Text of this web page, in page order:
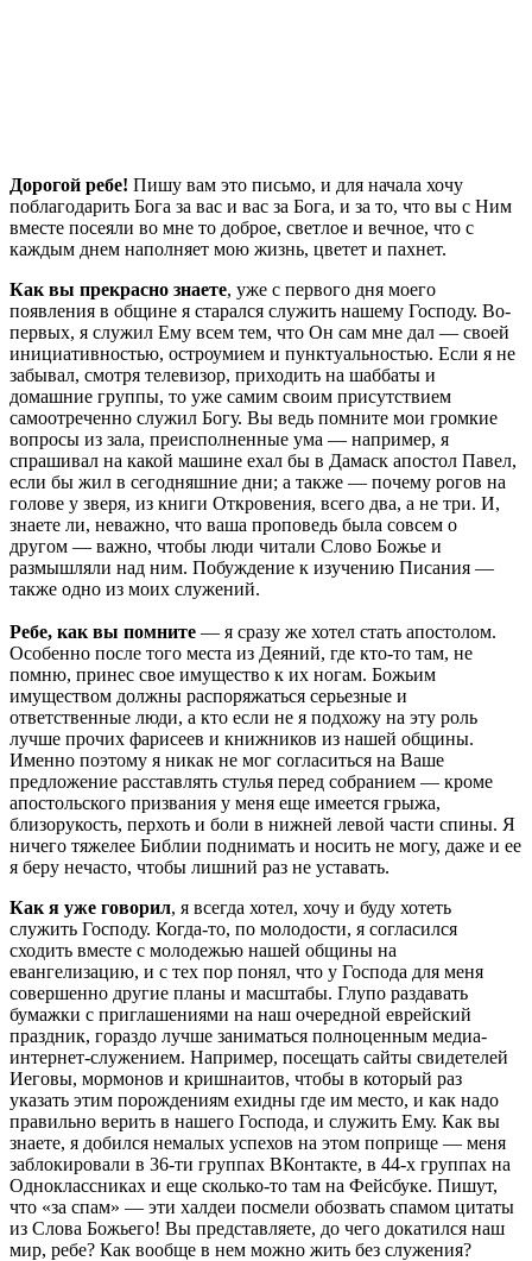
Дорогой ребе! Пишу вам это письмо, и для начала хочу
поблагодарить Бога за вас и вас за Бога, и за то, что вы с Ним
вместе посеяли во мне то доброе, светлое и вечное, что с
каждым днем наполняет мою жизнь, цветет и пахнет.
Как вы прекрасно знаете, уже с первого дня моего
появления в общине я старался служить нашему Господу. Во-
первых, я служил Ему всем тем, что Он сам мне дал — своей
инициативностью, остроумием и пунктуальностью. Если я не
забывал, смотря телевизор, приходить на шаббаты и
домашние группы, то уже самим своим присутствием
самоотреченно служил Богу. Вы ведь помните мои громкие
вопросы из зала, преисполненные ума — например, я
спрашивал на какой машине ехал бы в Дамаск апостол Павел,
если бы жил в сегодняшние дни; а также — почему рогов на
голове у зверя, из книги Откровения, всего два, а не три. И,
знаете ли, неважно, что ваша проповедь была совсем о
другом — важно, чтобы люди читали Слово Божье и
размышляли над ним. Побуждение к изучению Писания —
также одно из моих служений.
Ребе, как вы помните — я сразу же хотел стать апостолом.
Особенно после того места из Деяний, где кто-то там, не
помню, принес свое имущество к их ногам. Божьим
имуществом должны распоряжаться серьезные и
ответственные люди, а кто если не я подхожу на эту роль
лучше прочих фарисеев и книжников из нашей общины.
Именно поэтому я никак не мог согласиться на Ваше
предложение расставлять стулья перед собранием — кроме
апостольского призвания у меня еще имеется грыжа,
близорукость, перхоть и боли в нижней левой части спины. Я
ничего тяжелее Библии поднимать и носить не могу, даже и ее
я беру нечасто, чтобы лишний раз не уставать.
Как я уже говорил, я всегда хотел, хочу и буду хотеть
служить Господу. Когда-то, по молодости, я согласился
сходить вместе с молодежью нашей общины на
евангелизацию, и с тех пор понял, что у Господа для меня
совершенно другие планы и масштабы. Глупо раздавать
бумажки с приглашениями на наш очередной еврейский
праздник, гораздо лучше заниматься полноценным медиа-
интернет-служением. Например, посещать сайты свидетелей
Иеговы, мормонов и кришнаитов, чтобы в который раз
указать этим порождениям ехидны где им место, и как надо
правильно верить в нашего Господа, и служить Ему. Как вы
знаете, я добился немалых успехов на этом поприще — меня
заблокировали в 36-ти группах ВКонтакте, в 44-х группах на
Одноклассниках и еще сколько-то там на Фейсбуке. Пишут,
что «за спам» — эти халдеи посмели обозвать спамом цитаты
из Слова Божьего! Вы представляете, до чего докатился наш
мир, ребе? Как вообще в нем можно жить без служения?